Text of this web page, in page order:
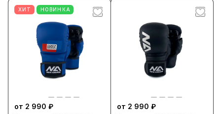
ХИТ НОВИНКА
от 2 990 ₽
от 2 990 ₽